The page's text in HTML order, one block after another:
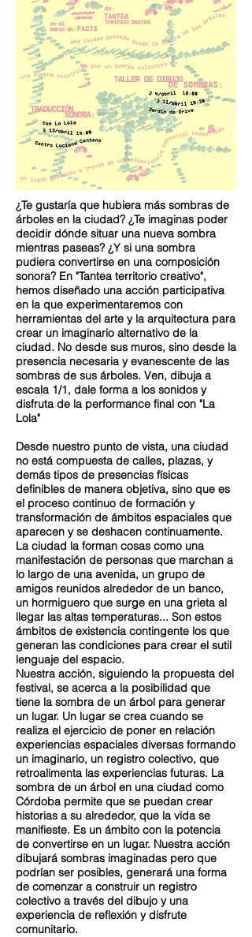
¿Te gustaría que hubiera más sombras de
árboles en la ciudad? ¿Te imaginas poder
decidir dónde situar una nueva sombra
mientras paseas? ¿Y si una sombra
pudiera convertirse en una composición
sonora? En "Tantea territorio creativo",
hemos diseñado una acción participativa
en la que experimentaremos con
herramientas del arte y la arquitectura para
crear un imaginario alternativo de la
ciudad. No desde sus muros, sino desde la
presencia necesaria y evanescente de las
sombras de sus árboles. Ven, dibuja a
escala 1/1, dale forma a los sonidos y
disfruta de la performance final con "La
Lola"
Desde nuestro punto de vista, una ciudad
no está compuesta de calles, plazas, y
demás tipos de presencias físicas
definibles de manera objetiva, sino que es
el proceso continuo de formación y
transformación de ámbitos espaciales que
aparecen y se deshacen continuamente.
La ciudad la forman cosas como una
manifestación de personas que marchan a
lo largo de una avenida, un grupo de
amigos reunidos alrededor de un banco,
un hormiguero que surge en una grieta al
llegar las altas temperaturas... Son estos
ámbitos de existencia contingente los que
generan las condiciones para crear el sutil
lenguaje del espacio.
Nuestra acción, siguiendo la propuesta del
festival, se acerca a la posibilidad que
tiene la sombra de un árbol para generar
un lugar. Un lugar se crea cuando se
realiza el ejercicio de poner en relación
experiencias espaciales diversas formando
un imaginario, un registro colectivo, que
retroalimenta las experiencias futuras. La
sombra de un árbol en una ciudad como
Córdoba permite que se puedan crear
historias a su alrededor, que la vida se
manifieste. Es un ámbito con la potencia
de convertirse en un lugar. Nuestra acción
dibujará sombras imaginadas pero que
podrían ser posibles, generará una forma
de comenzar a construir un registro
colectivo a través del dibujo y una
experiencia de reflexión y disfrute
comunitario.